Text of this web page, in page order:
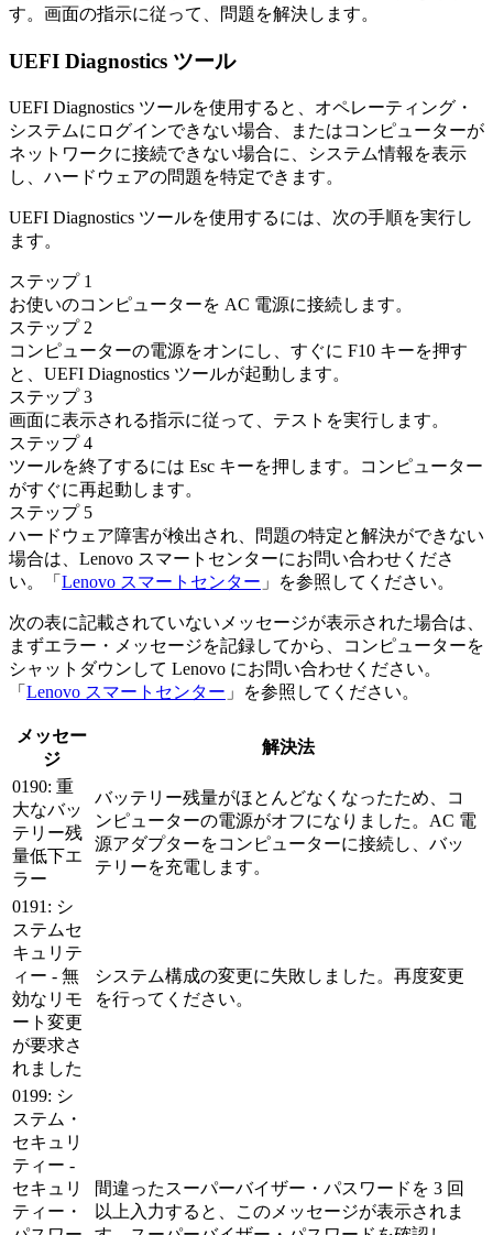
す。画面の指示に従って、問題を解決します。
UEFI Diagnostics ツール
UEFI Diagnostics ツールを使用すると、オペレーティング・
システムにログインできない場合、またはコンピューターが
ネットワークに接続できない場合に、システム情報を表示
し、ハードウェアの問題を特定できます。
UEFI Diagnostics ツールを使用するには、次の手順を実行し
ます。
ステップ 1
お使いのコンピューターを AC 電源に接続します。
ステップ 2
コンピューターの電源をオンにし、すぐに F10 キーを押す
と、UEFI Diagnostics ツールが起動します。
ステップ 3
画面に表示される指示に従って、テストを実行します。
ステップ 4
ツールを終了するには Esc キーを押します。コンピューター
がすぐに再起動します。
ステップ 5
ハードウェア障害が検出され、問題の特定と解決ができない
場合は、Lenovo スマートセンターにお問い合わせくださ
い。「 Lenovo スマートセンター 」を参照してください。
次の表に記載されていないメッセージが表示された場合は、
まずエラー・メッセージを記録してから、コンピューターを
シャットダウンして Lenovo にお問い合わせください。
「 Lenovo スマートセンター 」を参照してください。
メッセー
ジ
解決法
0190: 重
大なバッ
テリー残
量低下エ
ラー
バッテリー残量がほとんどなくなったため、コ
ンピューターの電源がオフになりました。AC 電
源アダプターをコンピューターに接続し、バッ
テリーを充電します。
0191: シ
ステムセ
キュリテ
ィー - 無
効なリモ
ート変更
が要求さ
れました
システム構成の変更に失敗しました。再度変更
を行ってください。
0199: シ
ステム・
セキュリ
ティー -
セキュリ
ティー・
間違ったスーパーバイザー・パスワードを 3 回
以上入力すると、このメッセージが表示されま